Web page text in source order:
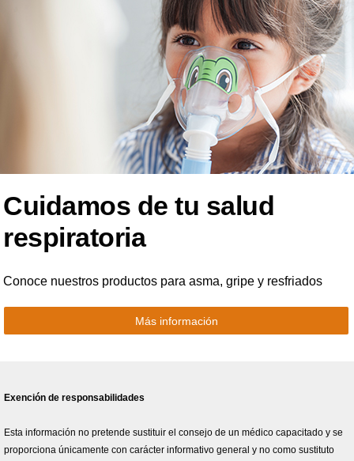
Cuidamos de tu salud
respiratoria
Conoce nuestros productos para asma, gripe y resfriados
Más información
Exención de responsabilidades
Esta información no pretende sustituir el consejo de un médico capacitado y se
proporciona únicamente con carácter informativo general y no como sustituto